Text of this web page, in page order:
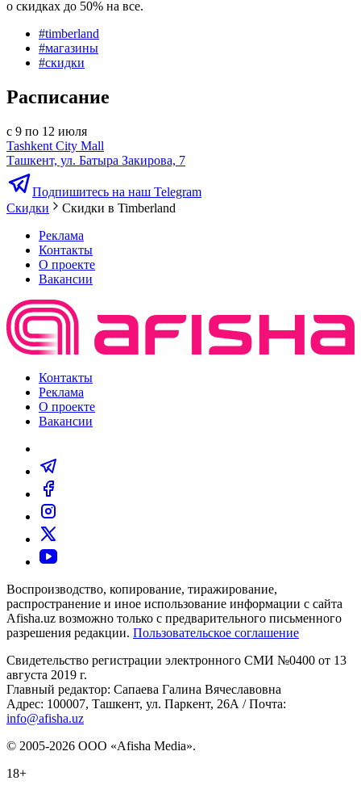
о скидках до 50% на все.
#timberland
#магазины
#скидки
Расписание
с 9 по 12 июля
Tashkent City Mall
Ташкент, ул. Батыра Закирова, 7
Подпишитесь на наш Telegram
Скидки
Скидки в Timberland
Реклама
Контакты
О проекте
Вакансии
Контакты
Реклама
О проекте
Вакансии
Воспроизводство, копирование, тиражирование,
распространение и иное использование информации с сайта
Afisha.uz возможно только с предварительного письменного
разрешения редакции. Пользовательское соглашение
Свидетельство регистрации электронного СМИ №0400 от 13
августа 2019 г.
Главный редактор: Сапаева Галина Вячеславовна
Адрес: 100007, Ташкент, ул. Паркент, 26А / Почта:
info@afisha.uz
© 2005-2026 ООО «Afisha Media».
18+